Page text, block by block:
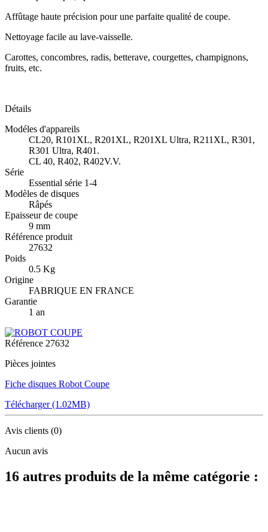
Affûtage haute précision pour une parfaite qualité de coupe.
Nettoyage facile au lave-vaisselle.
Carottes, concombres, radis, betterave, courgettes, champignons,
fruits, etc.
Détails
Modéles d'appareils
CL20, R101XL, R201XL, R201XL Ultra, R211XL, R301,
R301 Ultra, R401.
CL 40, R402, R402V.V.
Série
Essential série 1-4
Modèles de disques
Râpés
Epaisseur de coupe
9 mm
Référence produit
27632
Poids
0.5 Kg
Origine
FABRIQUE EN FRANCE
Garantie
1 an
Référence 27632
Pièces jointes
Fiche disques Robot Coupe
Télécharger (1.02MB)
Avis clients (0)
Aucun avis
16 autres produits de la même catégorie :